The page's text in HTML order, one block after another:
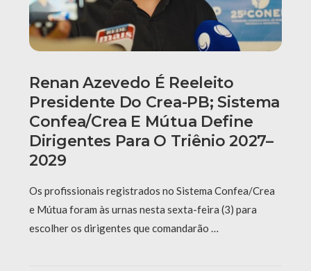
Renan Azevedo É Reeleito
Presidente Do Crea-PB; Sistema
Confea/Crea E Mútua Define
Dirigentes Para O Triênio 2027–
2029
Os profissionais registrados no Sistema Confea/Crea
e Mútua foram às urnas nesta sexta-feira (3) para
escolher os dirigentes que comandarão …